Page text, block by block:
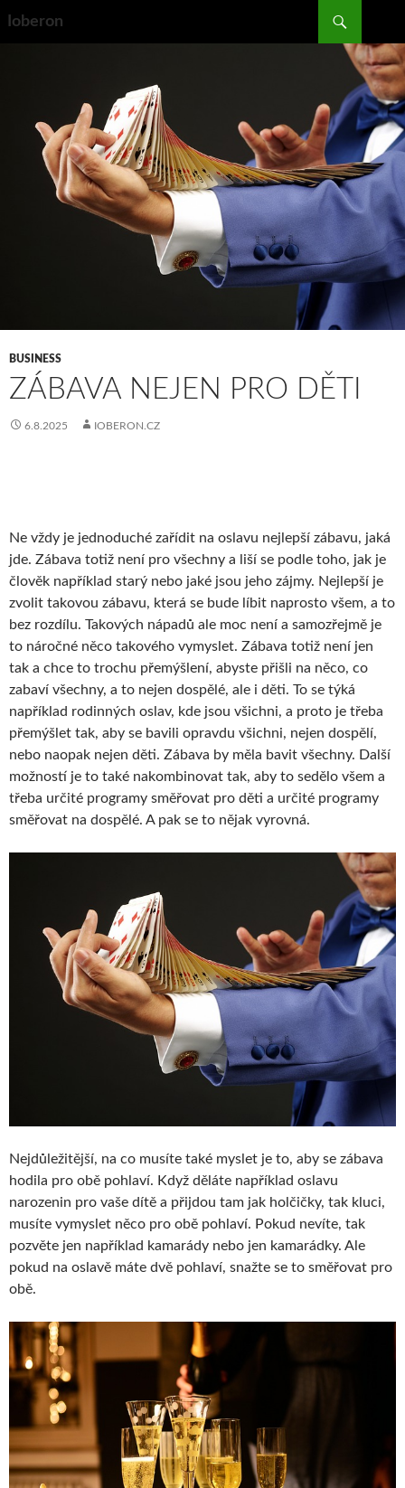
Ioberon
BUSINESS
ZÁBAVA NEJEN PRO DĚTI
6.8.2025 IOBERON.CZ
Ne vždy je jednoduché zařídit na oslavu nejlepší zábavu, jaká
jde. Zábava totiž není pro všechny a liší se podle toho, jak je
člověk například starý nebo jaké jsou jeho zájmy. Nejlepší je
zvolit takovou zábavu, která se bude líbit naprosto všem, a to
bez rozdílu. Takových nápadů ale moc není a samozřejmě je
to náročné něco takového vymyslet. Zábava totiž není jen
tak a chce to trochu přemýšlení, abyste přišli na něco, co
zabaví všechny, a to nejen dospělé, ale i děti. To se týká
například rodinných oslav, kde jsou všichni, a proto je třeba
přemýšlet tak, aby se bavili opravdu všichni, nejen dospělí,
nebo naopak nejen děti. Zábava by měla bavit všechny. Další
možností je to také nakombinovat tak, aby to sedělo všem a
třeba určité programy směřovat pro děti a určité programy
směřovat na dospělé. A pak se to nějak vyrovná.
Nejdůležitější, na co musíte také myslet je to, aby se zábava
hodila pro obě pohlaví. Když děláte například oslavu
narozenin pro vaše dítě a přijdou tam jak holčičky, tak kluci,
musíte vymyslet něco pro obě pohlaví. Pokud nevíte, tak
pozvěte jen například kamarády nebo jen kamarádky. Ale
pokud na oslavě máte dvě pohlaví, snažte se to směřovat pro
obě.